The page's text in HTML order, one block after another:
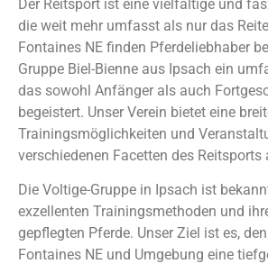
Der Reitsport ist eine vielfältige und
die weit mehr umfasst als nur das
Fontaines NE finden Pferdeliebhaber
Gruppe Biel-Bienne aus Ipsach ein
das sowohl Anfänger als auch
begeistert. Unser Verein bietet eine
Trainingsmöglichkeiten und
verschiedenen Facetten des Reitsports
Die Voltige-Gruppe in Ipsach ist
exzellenten Trainingsmethoden und
gepflegten Pferde. Unser Ziel ist es,
Fontaines NE und Umgebung eine